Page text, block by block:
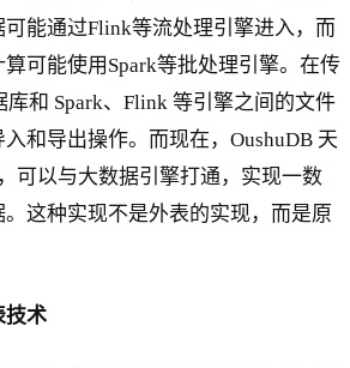
能通过Flink等流处理引擎进入，而
可能使用Spark等批处理引擎。在传
库和 Spark、Flink 等引擎之间的文件
和导出操作。而现在，OushuDB 天
可以与大数据引擎打通，实现一数
这种实现不是外表的实现，而是原
术